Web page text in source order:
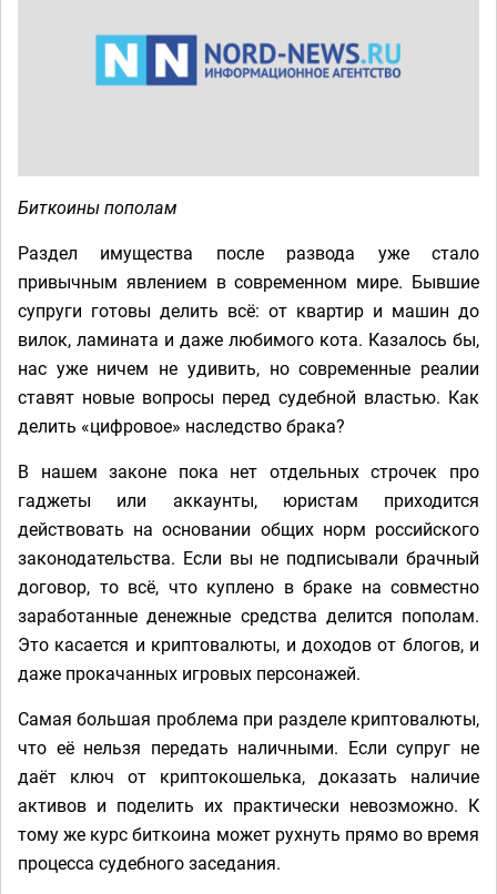
Биткоины пополам
Раздел имущества после развода уже стало
привычным явлением в современном мире. Бывшие
супруги готовы делить всё: от квартир и машин до
вилок, ламината и даже любимого кота. Казалось бы,
нас уже ничем не удивить, но современные реалии
ставят новые вопросы перед судебной властью. Как
делить «цифровое» наследство брака?
В нашем законе пока нет отдельных строчек про
гаджеты или аккаунты, юристам приходится
действовать на основании общих норм российского
законодательства. Если вы не подписывали брачный
договор, то всё, что куплено в браке на совместно
заработанные денежные средства делится пополам.
Это касается и криптовалюты, и доходов от блогов, и
даже прокачанных игровых персонажей.
Самая большая проблема при разделе криптовалюты,
что её нельзя передать наличными. Если супруг не
даёт ключ от криптокошелька, доказать наличие
активов и поделить их практически невозможно. К
тому же курс биткоина может рухнуть прямо во время
процесса судебного заседания.